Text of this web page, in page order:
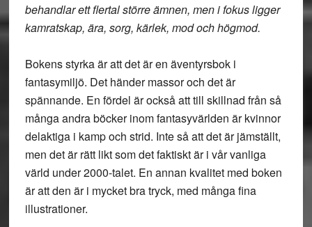
behandlar ett flertal större ämnen, men i fokus ligger
kamratskap, ära, sorg, kärlek, mod och högmod.
Bokens styrka är att det är en äventyrsbok i
fantasymiljö. Det händer massor och det är
spännande. En fördel är också att till skillnad från så
många andra böcker inom fantasyvärlden är kvinnor
delaktiga i kamp och strid. Inte så att det är jämställt,
men det är rätt likt som det faktiskt är i vår vanliga
värld under 2000-talet. En annan kvalitet med boken
är att den är i mycket bra tryck, med många fina
illustrationer.